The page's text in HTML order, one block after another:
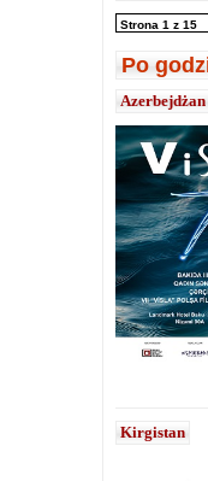
Strona 1 z 15
Po
Azerbejdżan
Kirgistan